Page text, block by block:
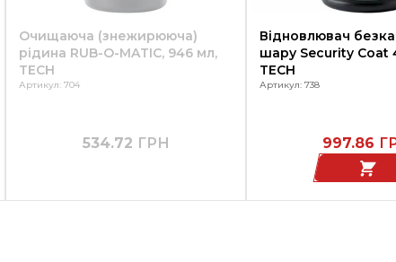
Очищаюча (знежирююча)
рідина RUB-O-MATIC, 946 мл,
TECH
Артикул: 704
534.72 ГРН
Відновлювач
шару Security Coat
TECH
Артикул: 738
997.86